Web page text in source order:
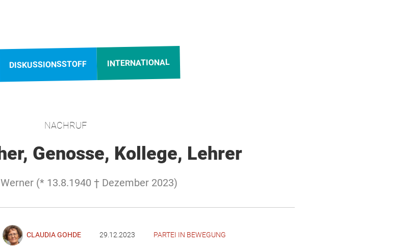
DISKUSSIONSSTOFF INTERNATIONAL
NACHRUF
Genosse, Kollege, Lehrer
(* 13.8.1940 † Dezember 2023)
CLAUDIA GOHDE 29.12.2023 PARTEI IN BEWEGUNG